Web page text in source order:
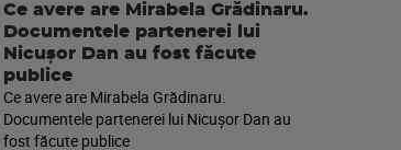
Ce avere are Mirabela Grădinaru.
Documentele partenerei lui
Nicușor Dan au fost făcute
publice
Ce avere are Mirabela Grădinaru.
Documentele partenerei lui Nicușor Dan au
fost făcute publice